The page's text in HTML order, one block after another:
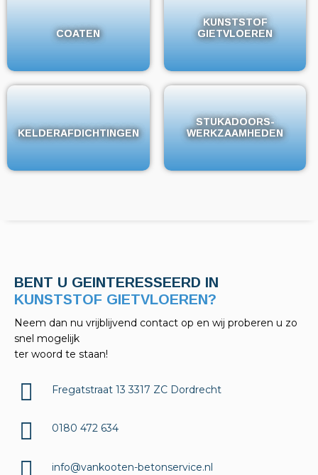
COATEN
COATEN
KUNSTSTOF
GIETVLOEREN
KUNSTSTOF
GIETVLOEREN
KELDERAFDICHTINGEN
KELDERAFDICHTINGEN
STUKADOORS-
WERKZAAMHEDEN
STUKADOORS-
WERKZAAMHEDEN
BENT U GEINTERESSEERD IN
KELDERAFDICHTINGEN?
Neem dan nu vrijblijvend contact op en wij proberen u zo
snel mogelijk
ter woord te staan!
Fregatstraat 13 3317 ZC Dordrecht
0180 472 634
info@vankooten-betonservice.nl